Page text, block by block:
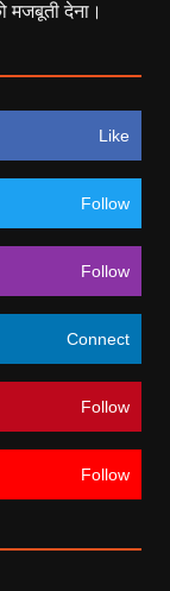
मजबूती देना।
Like
Follow
Follow
Connect
Follow
Follow